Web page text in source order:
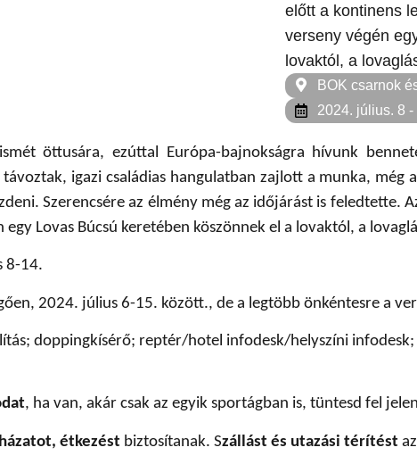
előtt a kontinens
verseny végén
lovaktól, a
BOK csarnok
2024. július. 8 -
öttusára, ezúttal Európa-bajnokságra hívunk
igazi családias hangulatban zajlott a munka,
Szerencsére az élmény még az időjárást is feledtette.
egy Lovas Búcsú keretében köszönnek el a lovaktól, a
8-14.
2024. július 6-15. között., de a legtöbb önkéntesre a
doppingkísérő; reptér/hotel infodesk/helyszíni
, ha van, akár csak az egyik sportágban is, tüntesd fel
étkezést biztosítanak. Szállást és utazási térítést